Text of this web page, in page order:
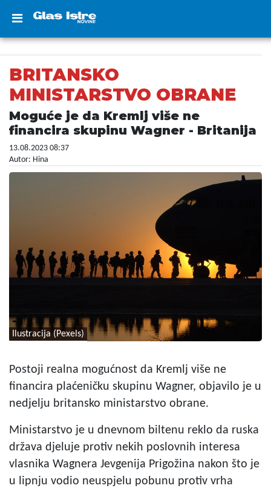
BRITANSKO
MINISTARSTVO OBRANE
Moguće je da Kremlj više ne
financira skupinu Wagner - Britanija
13.08.2023 08:37
Autor: Hina
Ilustracija (Pexels)
Postoji realna mogućnost da Kremlj više ne
financira plaćeničku skupinu Wagner, objavilo je u
nedjelju britansko ministarstvo obrane.
Ministarstvo je u dnevnom biltenu reklo da ruska
država djeluje protiv nekih poslovnih interesa
vlasnika Wagnera Jevgenija Prigožina nakon što je
u lipnju vodio neuspjelu pobunu protiv vrha